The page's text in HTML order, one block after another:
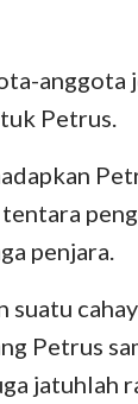
Ibrani
I Petrus
I Yohanes
anggota
Petrus.
penjara.
Petrus
jatuhlah